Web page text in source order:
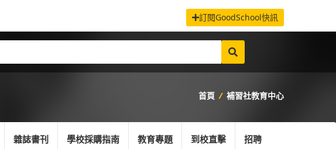
訂閱GoodSchool快訊
首頁 / 補習社教育中心
雜誌書刊 學校採購指南 教育專題 到校直擊 招聘